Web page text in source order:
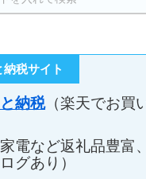
税サイト
納税（楽天でお買
電など返礼品豊富
グあり）